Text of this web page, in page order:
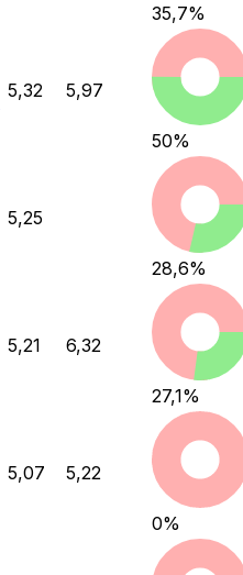
35,7%
5,32 5,97
50%
5,25
28,6%
5,21 6,32
27,1%
5,07 5,22
0%